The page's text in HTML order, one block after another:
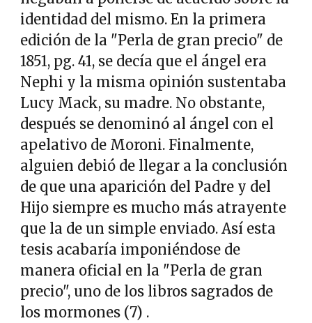
identidad del mismo. En la primera
edición de la "Perla de gran precio" de
1851, pg. 41, se decía que el ángel era
Nephi y la misma opinión sustentaba
Lucy Mack, su madre. No obstante,
después se denominó al ángel con el
apelativo de Moroni. Finalmente,
alguien debió de llegar a la conclusión
de que una aparición del Padre y del
Hijo siempre es mucho más atrayente
que la de un simple enviado. Así esta
tesis acabaría imponiéndose de
manera oficial en la "Perla de gran
precio", uno de los libros sagrados de
los mormones (7) .